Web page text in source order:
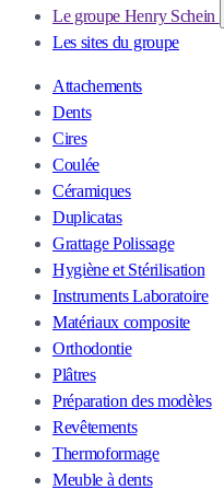
Le groupe Henry Schein
Les sites du groupe
Attachements
Dents
Cires
Coulée
Céramiques
Duplicatas
Grattage Polissage
Hygiène et Stérilisation
Instruments Laboratoire
Matériaux composite
Orthodontie
Plâtres
Préparation des modèles
Revêtements
Thermoformage
Meuble à dents